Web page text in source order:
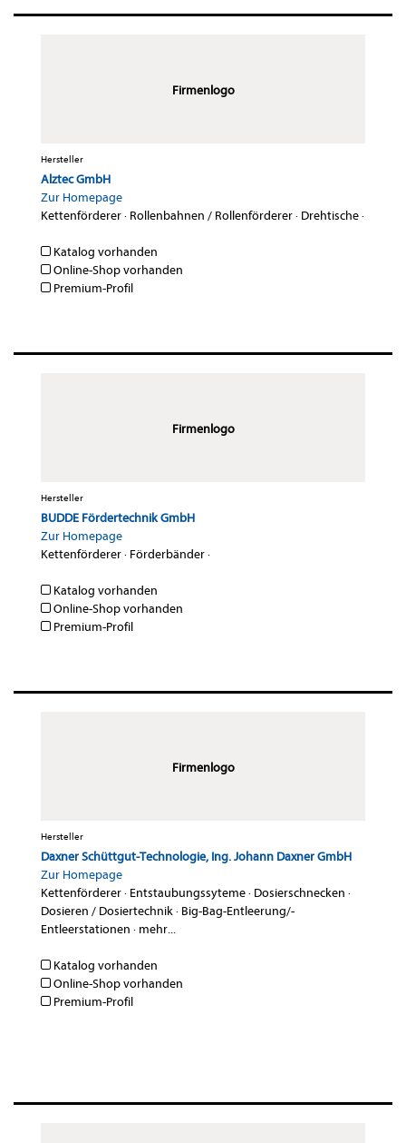
Firmenlogo
Hersteller
Alztec GmbH
Zur Homepage
Kettenförderer· Rollenbahnen / Rollenförderer· Drehtische·
Katalog vorhanden
Online-Shop vorhanden
Premium-Profil
Firmenlogo
Hersteller
BUDDE Fördertechnik GmbH
Zur Homepage
Kettenförderer· Förderbänder·
Katalog vorhanden
Online-Shop vorhanden
Premium-Profil
Firmenlogo
Hersteller
Daxner Schüttgut-Technologie, Ing. Johann Daxner GmbH
Zur Homepage
Kettenförderer· Entstaubungssyteme· Dosierschnecken ·
Dosieren / Dosiertechnik· Big-Bag-Entleerung/-
Entleerstationen · mehr...
Katalog vorhanden
Online-Shop vorhanden
Premium-Profil